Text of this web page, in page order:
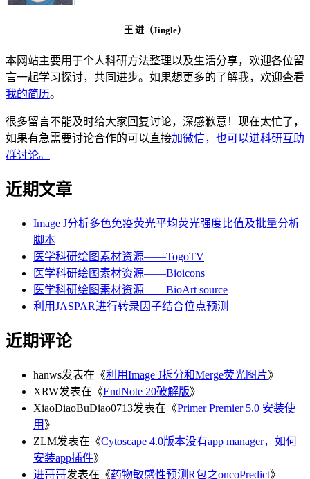
王 进（Jingle）
本网站主要用于个人科研方法整理以及生活分享，欢迎各位留
言一起学习探讨，共同进步。如果想更多的了解我，欢迎查看
我的简历。
很多留言不能及时给大家回复讨论，深感歉意！现在太忙了，
如果有急需要讨论合作的可以直接加微信，也可以进科研互助
群讨论。
近期文章
Image J分析多色免疫荧光平均荧光强度比值及批量分析
脚本
医学科研绘图素材资源——TogoTV
医学科研绘图素材资源——Bioicons
医学科研绘图素材资源——BioArt source
利用JASPAR进行转录因子结合位点预测
近期评论
hanws发表在《利用Image J拆分和Merge荧光图片》
XRW发表在《EndNote 20破解版》
XiaoDiaoBuDiao0713发表在《Primer Premier 5.0 安装使
用 》
ZLM发表在《Cytoscape 4.0版本没有app manager，如何
安装app插件》
进哥哥发表在《药物敏感性预测R包之oncoPredict》